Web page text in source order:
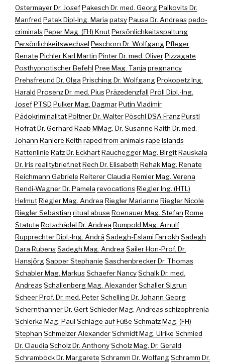
Ostermayer Dr. JosefPakesch Dr. med. GeorgPalkovits Dr.
Manfred Patek Dipl-Ing. Maria patsyPausa Dr. Andreaspedo-
criminalsPeper Mag. (FH) KnutPersönlichkeitsspaltung
Persönlichkeitswechsel Peschorn Dr. WolfgangPfleger
Renate Pichler Karl Martin Pinter Dr. med. OliverPizzagate
Posthypnotischer Befehl Pree Mag. Tanja pregnancy
Prehsfreund Dr. Olga Prisching Dr. WolfgangProkopetz Ing.
Harald Prosenz Dr. med. PiusPräzedenzfall Pröll Dipl.-Ing.
JosefPTSD Pulker Mag. DagmarPutin Vladimir
PädokriminalitätPöltner Dr. WalterPöschl DSA FranzPürstl
Hofrat Dr. Gerhard Raab MMag. Dr. Susanne Raith Dr. med.
Johann Raniere Keith raped from animalsrape islands
Rattenlinie Ratz Dr. EckhartRauchegger Mag. BirgitRauskala
Dr. Irisrealitybrief.netRech Dr. Elisabeth Rehak Mag. Renate
Reichmann Gabriele Reiterer Claudia Remler Mag. Verena
Rendi-Wagner Dr. Pamela revocationsRiegler Ing. (HTL)
HelmutRiegler Mag. Andrea Riegler Marianne Riegler Nicole
Riegler Sebastian ritual abuse Roenauer Mag. Stefan Rome
Statute Rotschädel Dr. Andrea Rumpold Mag. Arnulf
Rupprechter Dipl.-Ing. Andrä Sadegh-Eslami Farrokh Sadegh
Dara RubensSadegh Mag. Andrea Sailer Hon-Prof. Dr.
HansjörgSapper Stephanie Saschenbrecker Dr. Thomas
Schabler Mag. MarkusSchaefer NancySchalk Dr. med.
AndreasSchallenberg Mag. AlexanderSchaller Sigrun
Scheer Prof. Dr. med. PeterSchelling Dr. Johann Georg
Schernthanner Dr. GertSchieder Mag. Andreasschizophrenia
Schlerka Mag. Paul Schläge auf Füße Schmatz Mag. (FH)
Stephan Schmelzer AlexanderSchmidt Mag. Ulrike Schmied
Dr. Claudia Scholz Dr. AnthonyScholz Mag. Dr. Gerald
Schramböck Dr. Margarete Schramm Dr. WolfangSchramm Dr.